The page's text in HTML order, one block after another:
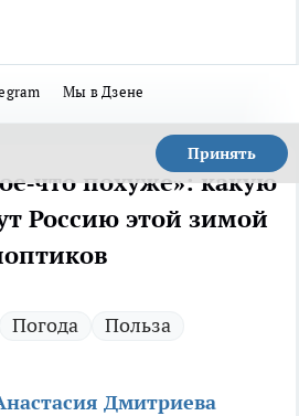
Мы в Дзене
Принять
похуже»: какую
Россию этой зимой
Погода Польза
Дмитриева